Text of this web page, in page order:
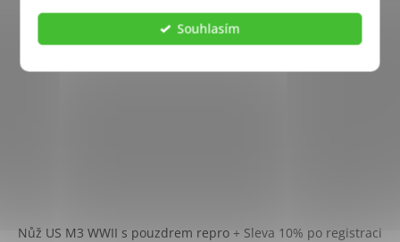
Souhlasím
Nůž US M3 WWII s pouzdrem repro + Sleva 10% po registraci